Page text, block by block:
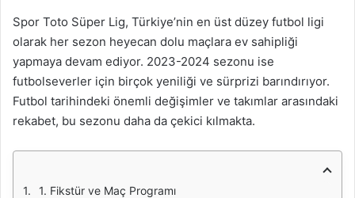
Spor Toto Süper Lig, Türkiye’nin en üst düzey futbol ligi
olarak her sezon heyecan dolu maçlara ev sahipliği
yapmaya devam ediyor. 2023-2024 sezonu ise
futbolseverler için birçok yeniliği ve sürprizi barındırıyor.
Futbol tarihindeki önemli değişimler ve takımlar arasındaki
rekabet, bu sezonu daha da çekici kılmakta.
1. Fikstür ve Maç Programı